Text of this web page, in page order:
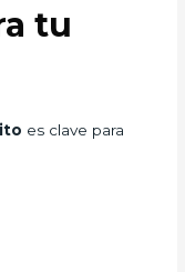
tu
es clave para